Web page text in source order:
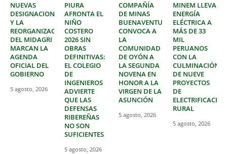
NUEVAS
DESIGNACIONES
Y LA
REORGANIZACIÓN
DEL MIDAGRI
MARCAN LA
AGENDA
OFICIAL DEL
GOBIERNO
5 agosto, 2026
PIURA
AFRONTA EL
NIÑO
COSTERO
2026 SIN
OBRAS
DEFINITIVAS:
EL COLEGIO
DE
INGENIEROS
ADVIERTE
QUE LAS
DEFENSAS
RIBEREÑAS
NO SON
SUFICIENTES
5 agosto, 2026
COMPAÑÍA
DE MINAS
BUENAVENTURA
CONVOCA A
LA
COMUNIDAD
DE OYÓN A
LA SEGUNDA
NOVENA EN
HONOR A LA
VIRGEN DE LA
ASUNCIÓN
5 agosto, 2026
MINEM LLEVA
ENERGÍA
ELÉCTRICA A
MÁS DE 33
MIL
PERUANOS
CON LA
CULMINACIÓN
DE NUEVE
PROYECTOS
DE
ELECTRIFICACIÓN
RURAL
5 agosto, 2026